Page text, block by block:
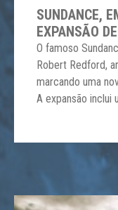
SUNDANCE,
EXPANSÃO
O famoso
Robert Redford,
marcando uma
A expansão inclui
esqui e um novo
“Electric